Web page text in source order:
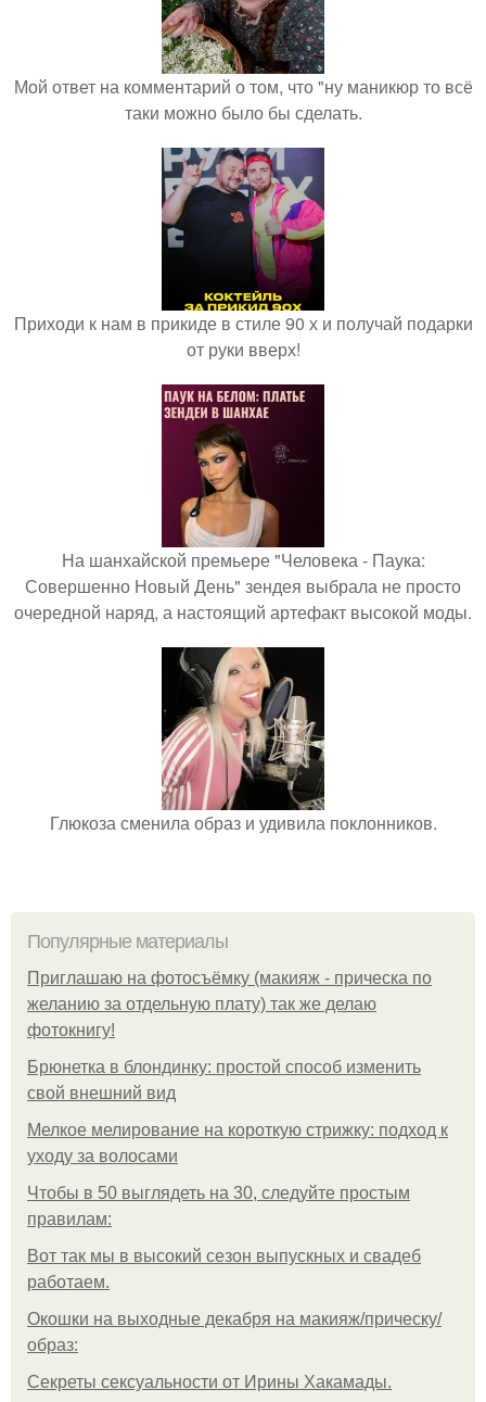
Мой ответ на комментарий о том, что "ну маникюр то всё
таки можно было бы сделать.
Приходи к нам в прикиде в стиле 90 х и получай подарки
от руки вверх!
На шанхайской премьере "Человека - Паука:
Совершенно Новый День" зендея выбрала не просто
очередной наряд, а настоящий артефакт высокой моды.
Глюкоза сменила образ и удивила поклонников.
Популярные материалы
Приглашаю на фотосъёмку (макияж - прическа по
желанию за отдельную плату) так же делаю
фотокнигу!
Брюнетка в блондинку: простой способ изменить
свой внешний вид
Мелкое мелирование на короткую стрижку: подход к
уходу за волосами
Чтобы в 50 выглядеть на 30, следуйте простым
правилам:
Вот так мы в высокий сезон выпускных и свадеб
работаем.
Окошки на выходные декабря на макияж/прическу/
образ:
Секреты сексуальности от Ирины Хакамады.